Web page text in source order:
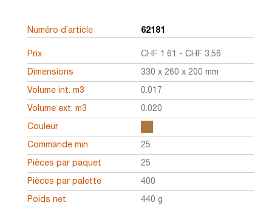
Numéro d’article 62181
Prix CHF 1.61 - CHF 3.56
Dimensions 330 x 260 x 200 mm
Volume int. m3 0.017
Volume ext. m3 0.020
Couleur
Commande min 25
Pièces par paquet 25
Pièces par palette 400
Poids net 440 g